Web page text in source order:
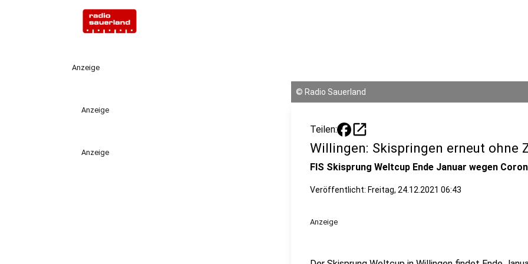
Anzeige
Anzeige
Anzeige
© Radio Sauerland
Teilen: open_in_new
Willingen: Skispringen erneut ohne
FIS Skisprung Weltcup Ende Januar wegen
Veröffentlicht: Freitag, 24.12.2021 06:43
Anzeige